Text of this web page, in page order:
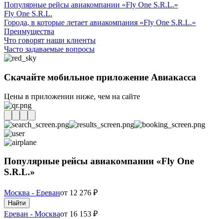
Популярные рейсы авиакомпании «Fly One S.R.L.»
Fly One S.R.L.
Города, в которые летает авиакомпания «Fly One S.R.L.»
Преимущества
Что говорят наши клиенты
Часто задаваемые вопросы
Скачайте мобильное приложение Авиакасса
Цены в приложении ниже, чем на сайте
Популярные рейсы авиакомпании «Fly One
S.R.L.»
Москва - Ереванот 12 276 ₽
Найти
Ереван - Москваот 16 153 ₽